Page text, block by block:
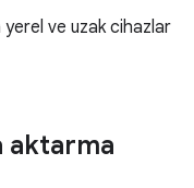
yerel ve uzak cihazlar
aktarma